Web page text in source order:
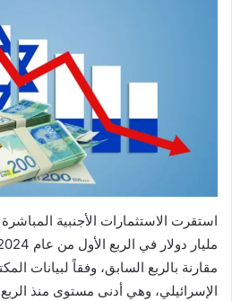
مقارنة بالربع السابق، وفقاً لبيانات
الإسرائيلي، وهي أدنى مستوى منذ الربع